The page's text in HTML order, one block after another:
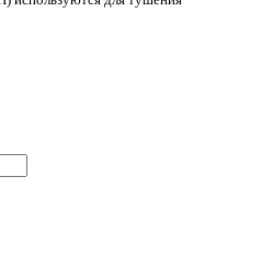
и недорогие. Их широко
возгораний на производстве,
транспорте и в общественных